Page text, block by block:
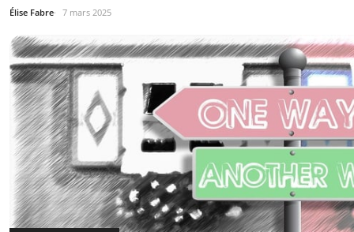
Élise Fabre 7 mars 2025